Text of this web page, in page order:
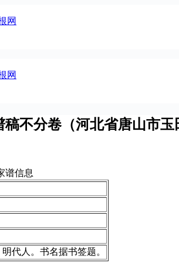
网
网
稿不分卷（河北省唐山市玉
谱信息
代人。书名据书签题。